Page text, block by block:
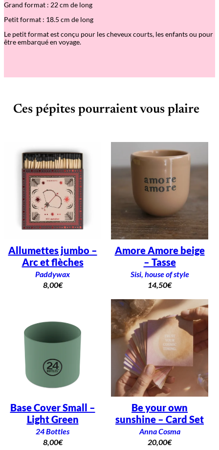
Grand format : 22 cm de long
Petit format : 18.5 cm de long
Le petit format est conçu pour les cheveux courts, les enfants ou pour
être embarqué en voyage.
Ces pépites pourraient vous plaire
Allumettes jumbo –
Arc et flèches
Paddywax
8,00€
Amore Amore beige
– Tasse
Sisi, house of style
14,50€
Base Cover Small –
Light Green
24 Bottles
8,00€
Be your own
sunshine – Card Set
Anna Cosma
20,00€